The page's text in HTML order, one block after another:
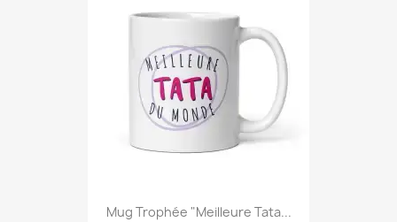
Mug Trophée "Meilleure Tata...